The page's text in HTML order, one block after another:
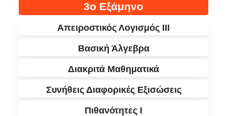
3ο Εξάμηνο
Απειροστικός Λογισμός III
Βασική Άλγεβρα
Διακριτά Μαθηματικά
Συνήθεις Διαφορικές Εξισώσεις
Πιθανότητες I